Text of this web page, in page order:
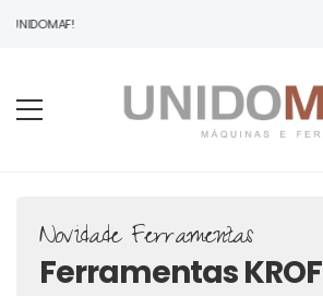
Novidade Ferramentas
Ferramentas